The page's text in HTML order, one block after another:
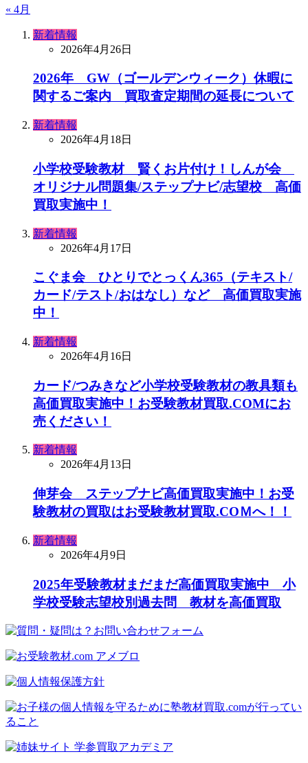
« 4月
新着情報
2026年4月26日
2026年 GW（ゴールデンウィーク）休暇に
関するご案内 買取査定期間の延長について
新着情報
2026年4月18日
小学校受験教材 賢くお片付け！しんが会
オリジナル問題集/ステップナビ/志望校 高価
買取実施中！
新着情報
2026年4月17日
こぐま会 ひとりでとっくん365（テキスト/
カード/テスト/おはなし）など 高価買取実施
中！
新着情報
2026年4月16日
カード/つみきなど小学校受験教材の教具類も
高価買取実施中！お受験教材買取.COMにお
売ください！
新着情報
2026年4月13日
伸芽会 ステップナビ高価買取実施中！お受
験教材の買取はお受験教材買取.COＭへ！！
新着情報
2026年4月9日
2025年受験教材まだまだ高価買取実施中 小
学校受験志望校別過去問 教材を高価買取